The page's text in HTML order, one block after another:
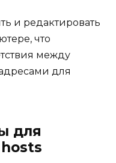
и редактировать
что
между
для
для